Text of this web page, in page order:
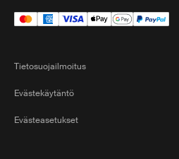
Tietosuojailmoitus
Evästekäytäntö
Evästeasetukset